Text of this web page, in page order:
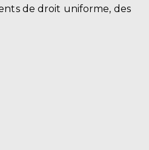
de droit uniforme, des